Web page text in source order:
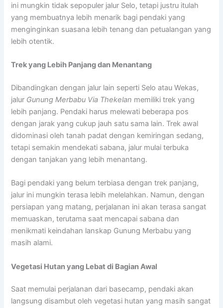
ini mungkin tidak sepopuler jalur Selo, tetapi justru itulah
yang membuatnya lebih menarik bagi pendaki yang
menginginkan suasana lebih tenang dan petualangan yang
lebih otentik.
Trek yang Lebih Panjang dan Menantang
Dibandingkan dengan jalur lain seperti Selo atau Wekas,
jalur Gunung Merbabu Via Thekelan memiliki trek yang
lebih panjang. Pendaki harus melewati beberapa pos
dengan jarak yang cukup jauh satu sama lain. Trek awal
didominasi oleh tanah padat dengan kemiringan sedang,
tetapi semakin mendekati sabana, jalur mulai terbuka
dengan tanjakan yang lebih menantang.
Bagi pendaki yang belum terbiasa dengan trek panjang,
jalur ini mungkin terasa lebih melelahkan. Namun, dengan
persiapan yang matang, perjalanan ini akan terasa sangat
memuaskan, terutama saat mencapai sabana dan
menikmati keindahan lanskap Gunung Merbabu yang
masih alami.
Vegetasi Hutan yang Lebat di Bagian Awal
Saat memulai perjalanan dari basecamp, pendaki akan
langsung disambut oleh vegetasi hutan yang masih sangat